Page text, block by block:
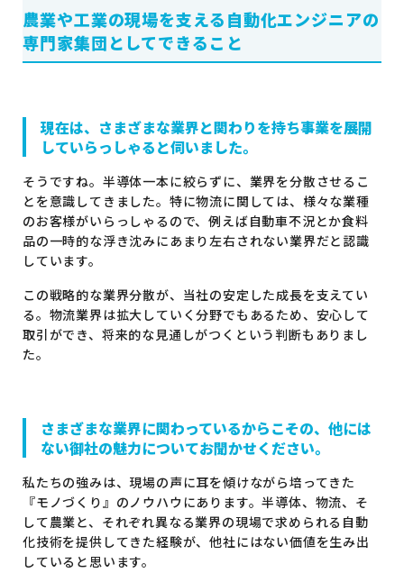
農業や工業の現場を支える自動化エンジニアの
専門家集団としてできること
現在は、さまざまな業界と関わりを持ち事業を展開
していらっしゃると伺いました。
そうですね。半導体一本に絞らずに、業界を分散させるこ
とを意識してきました。特に物流に関しては、様々な業種
のお客様がいらっしゃるので、例えば自動車不況とか食料
品の一時的な浮き沈みにあまり左右されない業界だと認識
しています。
この戦略的な業界分散が、当社の安定した成長を支えてい
る。物流業界は拡大していく分野でもあるため、安心して
取引ができ、将来的な見通しがつくという判断もありまし
た。
さまざまな業界に関わっているからこその、他には
ない御社の魅力についてお聞かせください。
私たちの強みは、現場の声に耳を傾けながら培ってきた
『モノづくり』のノウハウにあります。半導体、物流、そ
して農業と、それぞれ異なる業界の現場で求められる自動
化技術を提供してきた経験が、他社にはない価値を生み出
していると思います。